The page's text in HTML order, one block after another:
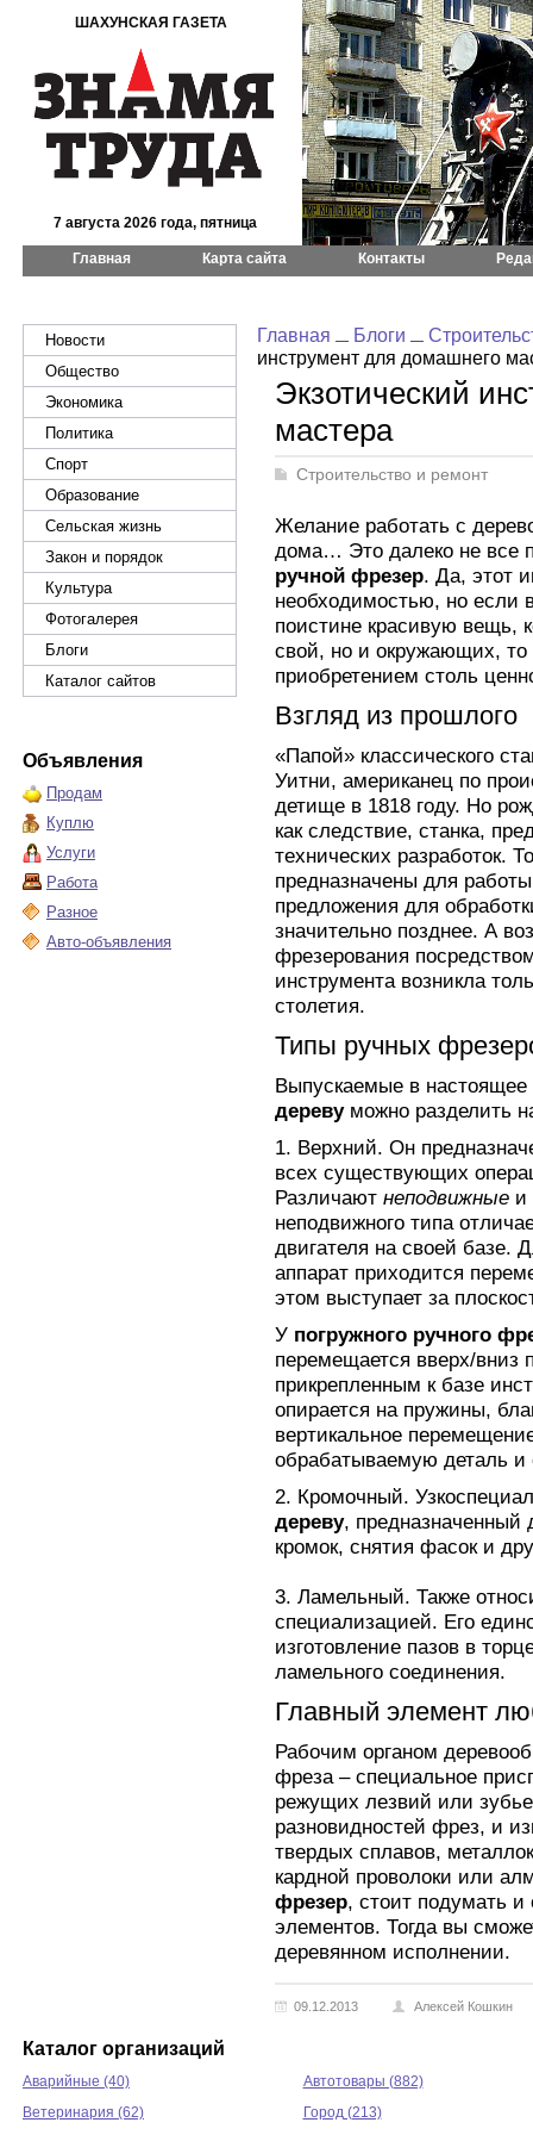
ШАХУНСКАЯ ГАЗЕТА
7 августа 2026 года, пятница
Главная Карта сайта Контакты
Новости
Общество
Экономика
Политика
Спорт
Образование
Сельская жизнь
Закон и порядок
Культура
Фотогалерея
Блоги
Каталог сайтов
Объявления
Продам
Куплю
Услуги
Работа
Разное
Авто-объявления
Главная Блоги
инструмент для домашнего
Экзотический
мастера
Строительство и ремонт
Желание работать с
дома… Это далеко не все
ручной фрезер. Да, этот
необходимостью, но если
поистине красивую вещь,
свой, но и окружающих, то
приобретением столь
Взгляд из прошлого
«Папой» классического
Уитни, американец по
детище в 1818 году. Но
как следствие, станка,
технических разработок.
предназначены для
предложения для
значительно позднее. А
фрезерования
инструмента возникла
столетия.
Типы ручных
Выпускаемые в
деревуможно разделить
1. Верхний. Он
всех существующих
Различают неподвижные и
неподвижного типа
двигателя на своей базе.
аппарат приходится
этом выступает за
У погружного ручного
перемещается вверх/
прикрепленным к базе
опирается на пружины,
вертикальное
обрабатываемую деталь и
2. Кромочный.
дереву, предназначенный
кромок, снятия фасок и
3. Ламельный. Также
специализацией. Его
изготовление пазов в
ламельного соединения.
Главный элемент
Рабочим органом
фреза – специальное
режущих лезвий или
разновидностей фрез, и
твердых сплавов,
кардной проволоки или
фрезер, стоит подумать
элементов. Тогда вы
деревянном исполнении.
09.12.2013 Алексей Кошкин
Каталог организаций
Аварийные (40)
Автотовары (882)
Ветеринария (62)
Город (213)